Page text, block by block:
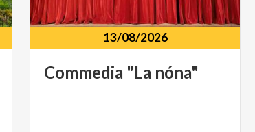
13/08/2026
Commedia "La nóna"